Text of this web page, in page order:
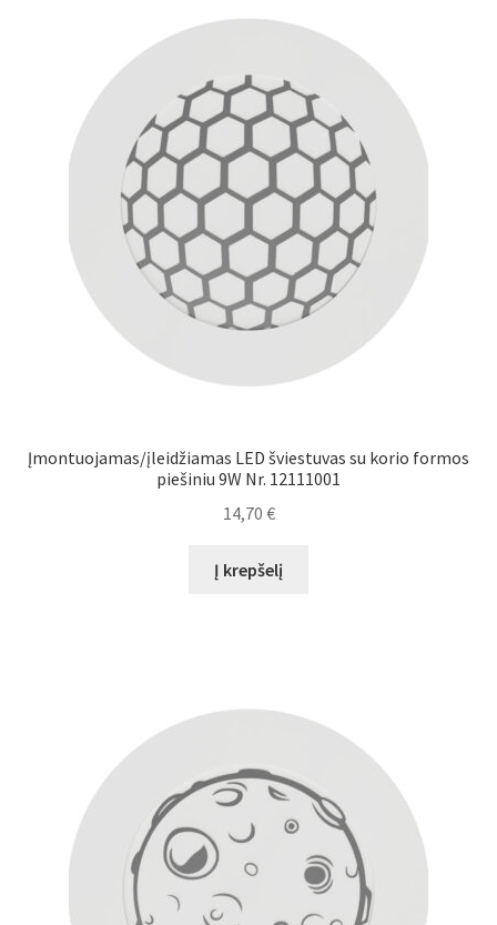
Įmontuojamas/įleidžiamas LED šviestuvas su korio formos
piešiniu 9W Nr. 12111001
14,70 €
Į krepšelį